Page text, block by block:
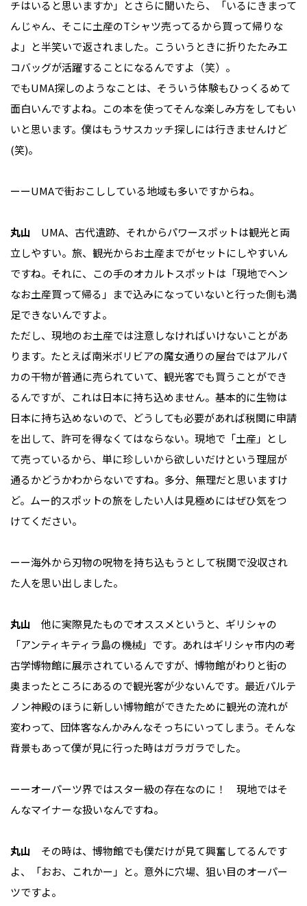
チはいると思いますか」とさらに聞いたら、「いるにきまって
んじゃん、そこに土産のTシャツ売ってるから買って帰りな
よ」と半笑いで返されました。こういうときに折りたたみエ
コバッグが活躍することになるんですよ（笑）。
でもUMA探しのようなことは、そういう体験もひっくるめて
面白いんですよね。この本を使ってそんな楽しみ方をしてもい
いと思います。僕はもうサスカッチ探しには行きませんけど
(笑)。
ーーUMAで街おこししている地域も多いですからね。
丸山 UMA、古代遺跡、それからパワースポットは観光と両
立しやすい。旅、観光からお土産までがセットにしやすいん
ですね。それに、この手のオカルトスポットは「現地でヘン
なお土産買って帰る」まで込みになっていないと行った側も満
足できないんですよ。
ただし、現地のお土産では注意しなければいけないことがあ
ります。たとえば南米ボリビアの魔女通りの屋台ではアルパ
カの干物が普通に売られていて、観光客でも買うことができ
るんですが、これは日本に持ち込めません。基本的に生物は
日本に持ち込めないので、どうしても必要があれば税関に申請
を出して、許可を得なくてはならない。現地で「土産」とし
て売っているから、単に珍しいから欲しいだけという理屈が
通るかどうかわからないですね。多分、無理だと思いますけ
ど。ムー的スポットの旅をしたい人は見極めにはぜひ気をつ
けてください。
ーー海外から刃物の呪物を持ち込もうとして税関で没収され
た人を思い出しました。
丸山 他に実際見たものでオススメというと、ギリシャの
「アンティキティラ島の機械」です。あれはギリシャ市内の考
古学博物館に展示されているんですが、博物館がわりと街の
奥まったところにあるので観光客が少ないんです。最近パルテ
ノン神殿のほうに新しい博物館ができたために観光の流れが
変わって、団体客なんかみんなそっちにいってしまう。そんな
背景もあって僕が見に行った時はガラガラでした。
ーーオーパーツ界ではスター級の存在なのに！ 現地ではそ
んなマイナーな扱いなんですね。
丸山 その時は、博物館でも僕だけが見て興奮してるんです
よ、「おお、これかー」と。意外に穴場、狙い目のオーパー
ツですよ。